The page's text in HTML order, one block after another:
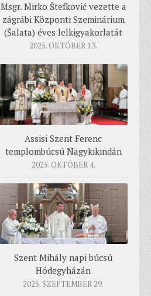
Msgr. Mirko Štefković vezette a
zágrábi Központi Szeminárium
(Šalata) éves lelkigyakorlatát
2025. OKTÓBER 13.
Assisi Szent Ferenc
templombúcsú Nagykikindán
2025. OKTÓBER 4.
Szent Mihály napi búcsú
Hódegyházán
2025. SZEPTEMBER 29.